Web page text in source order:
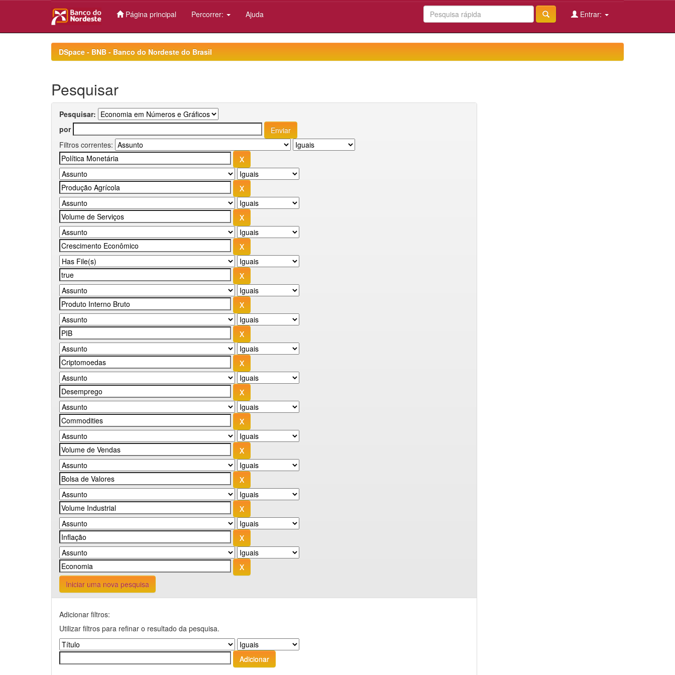
Página principal Percorrer: Ajuda Entrar:
DSpace - BNB - Banco do Nordeste do Brasil
Pesquisar
Pesquisar:
por
Filtros correntes:
Iniciar uma nova pesquisa
Adicionar filtros:
Utilizar filtros para refinar o resultado da pesquisa.